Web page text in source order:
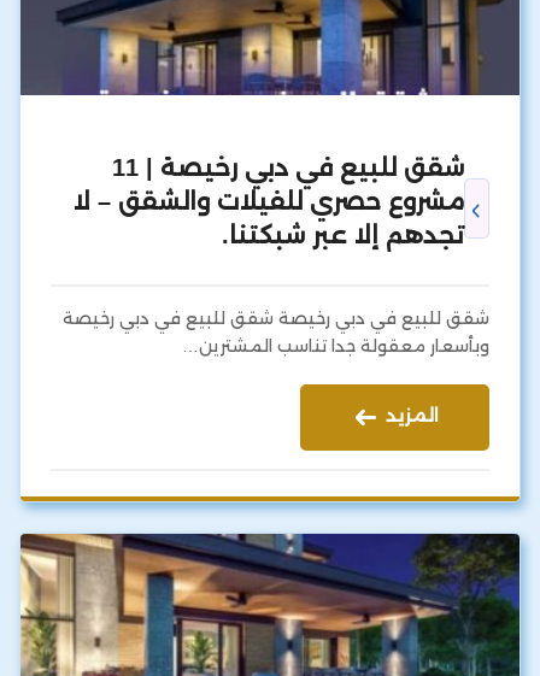
شقق للبيع في دبي رخيصة | 11
مشروع حصري للفيلات والشقق – لا
تجدهم إلا عبر شبكتنا.
شقق للبيع في دبي رخيصة شقق للبيع في دبي رخيصة
وبأسعار معقولة جدا تناسب المشترين…
المزيد